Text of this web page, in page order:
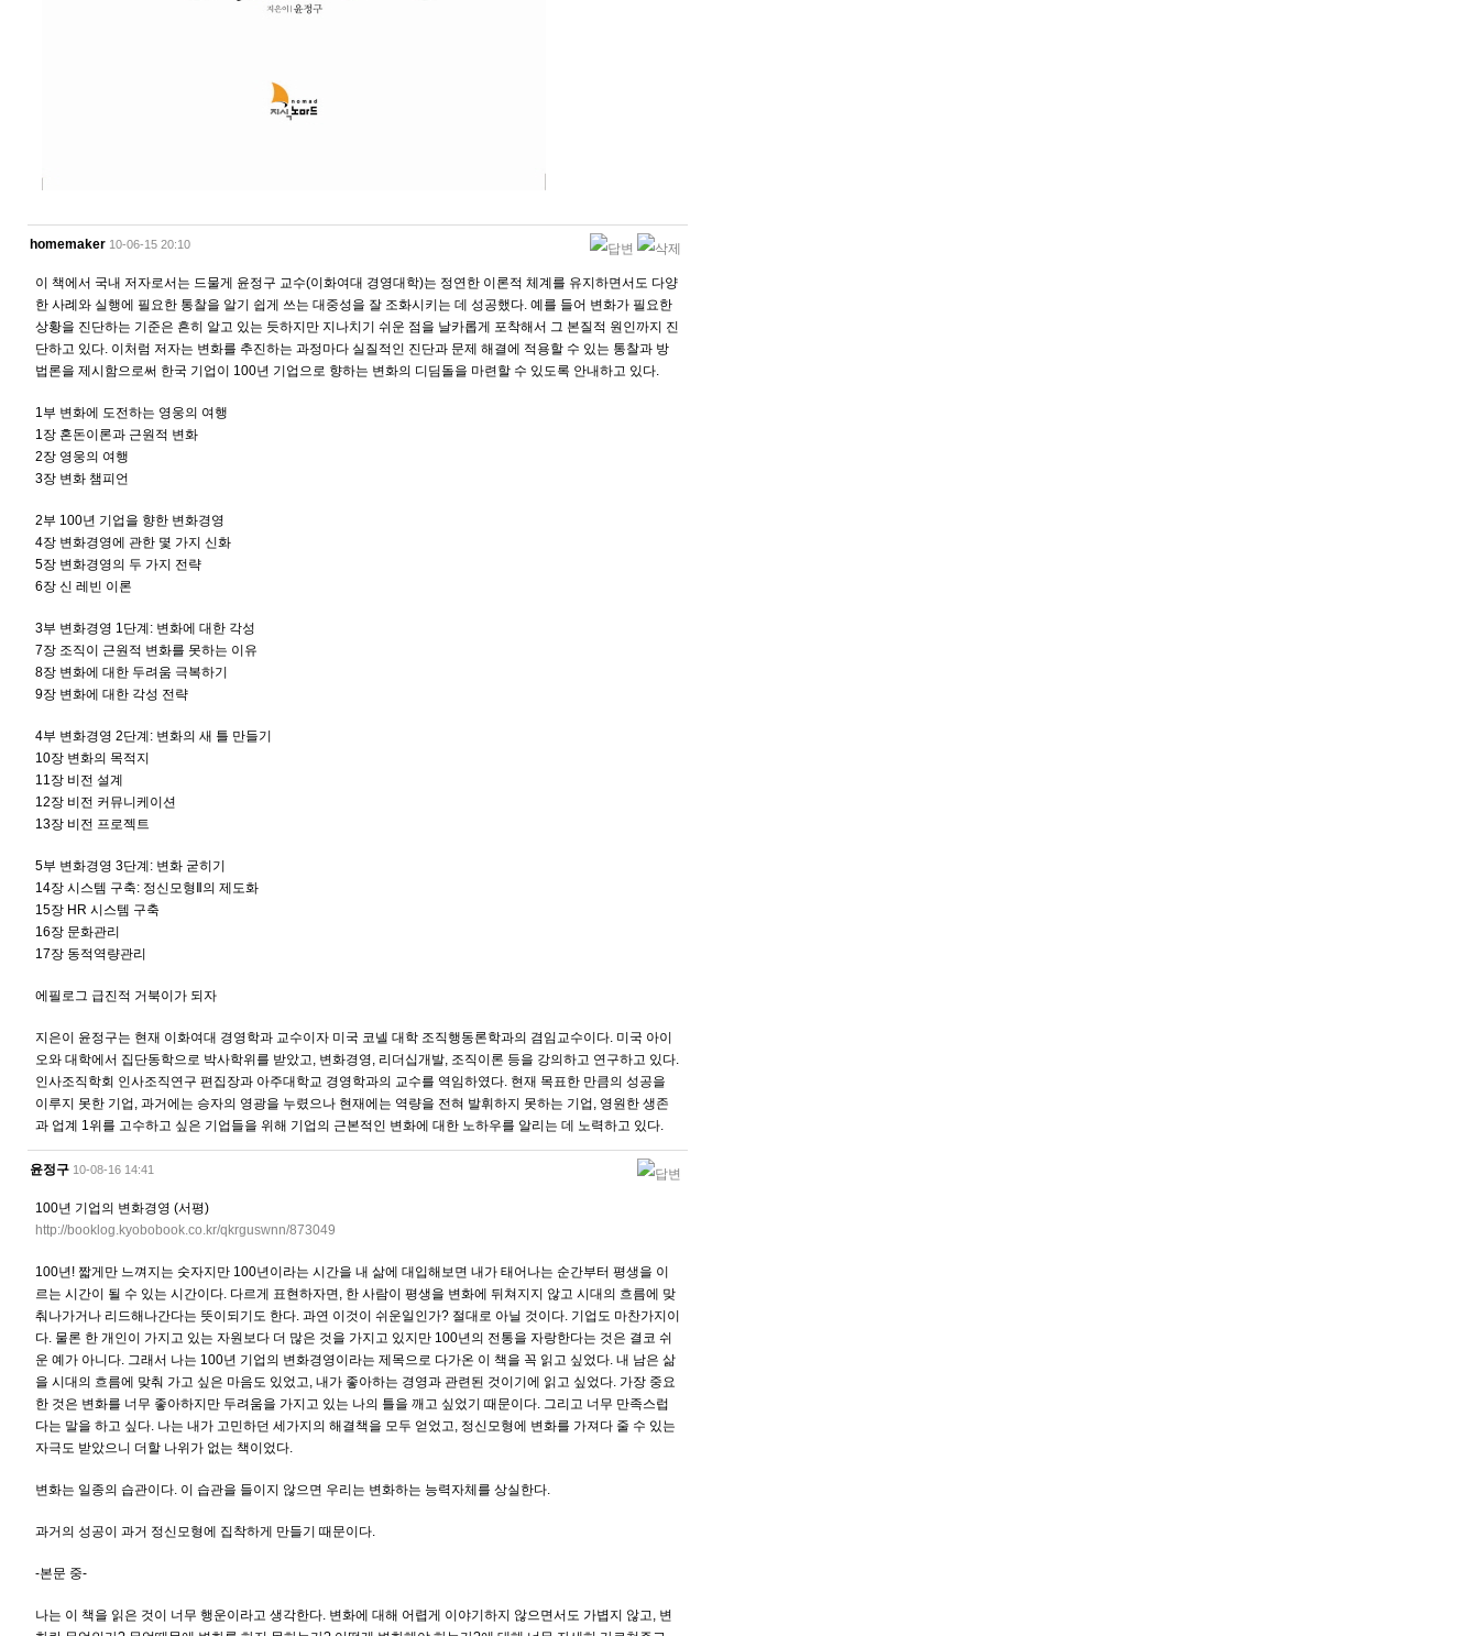
homemaker 10-06-15 20:10
이 책에서 국내 저자로서는 드물게 윤정구 교수(이화여대 경영대학)는 정연한 이론적 체계를 유지하면서도 다양
한 사례와 실행에 필요한 통찰을 알기 쉽게 쓰는 대중성을 잘 조화시키는 데 성공했다. 예를 들어 변화가 필요한
상황을 진단하는 기준은 흔히 알고 있는 듯하지만 지나치기 쉬운 점을 날카롭게 포착해서 그 본질적 원인까지 진
단하고 있다. 이처럼 저자는 변화를 추진하는 과정마다 실질적인 진단과 문제 해결에 적용할 수 있는 통찰과 방
법론을 제시함으로써 한국 기업이 100년 기업으로 향하는 변화의 디딤돌을 마련할 수 있도록 안내하고 있다.
1부 변화에 도전하는 영웅의 여행
1장 혼돈이론과 근원적 변화
2장 영웅의 여행
3장 변화 챔피언
2부 100년 기업을 향한 변화경영
4장 변화경영에 관한 몇 가지 신화
5장 변화경영의 두 가지 전략
6장 신 레빈 이론
3부 변화경영 1단계: 변화에 대한 각성
7장 조직이 근원적 변화를 못하는 이유
8장 변화에 대한 두려움 극복하기
9장 변화에 대한 각성 전략
4부 변화경영 2단계: 변화의 새 틀 만들기
10장 변화의 목적지
11장 비전 설계
12장 비전 커뮤니케이션
13장 비전 프로젝트
5부 변화경영 3단계: 변화 굳히기
14장 시스템 구축: 정신모형Ⅱ의 제도화
15장 HR 시스템 구축
16장 문화관리
17장 동적역량관리
에필로그 급진적 거북이가 되자
지은이 윤정구는 현재 이화여대 경영학과 교수이자 미국 코넬 대학 조직행동론학과의 겸임교수이다. 미국 아이
오와 대학에서 집단동학으로 박사학위를 받았고, 변화경영, 리더십개발, 조직이론 등을 강의하고 연구하고 있다.
인사조직학회 인사조직연구 편집장과 아주대학교 경영학과의 교수를 역임하였다. 현재 목표한 만큼의 성공을
이루지 못한 기업, 과거에는 승자의 영광을 누렸으나 현재에는 역량을 전혀 발휘하지 못하는 기업, 영원한 생존
과 업계 1위를 고수하고 싶은 기업들을 위해 기업의 근본적인 변화에 대한 노하우를 알리는 데 노력하고 있다.
윤정구 10-08-16 14:41
100년 기업의 변화경영 (서평)
http://booklog.kyobobook.co.kr/qkrguswnn/873049
100년! 짧게만 느껴지는 숫자지만 100년이라는 시간을 내 삶에 대입해보면 내가 태어나는 순간부터 평생을 이
르는 시간이 될 수 있는 시간이다. 다르게 표현하자면, 한 사람이 평생을 변화에 뒤쳐지지 않고 시대의 흐름에 맞
춰나가거나 리드해나간다는 뜻이되기도 한다. 과연 이것이 쉬운일인가? 절대로 아닐 것이다. 기업도 마찬가지이
다. 물론 한 개인이 가지고 있는 자원보다 더 많은 것을 가지고 있지만 100년의 전통을 자랑한다는 것은 결코 쉬
운 예가 아니다. 그래서 나는 100년 기업의 변화경영이라는 제목으로 다가온 이 책을 꼭 읽고 싶었다. 내 남은 삶
을 시대의 흐름에 맞춰 가고 싶은 마음도 있었고, 내가 좋아하는 경영과 관련된 것이기에 읽고 싶었다. 가장 중요
한 것은 변화를 너무 좋아하지만 두려움을 가지고 있는 나의 틀을 깨고 싶었기 때문이다. 그리고 너무 만족스럽
다는 말을 하고 싶다. 나는 내가 고민하던 세가지의 해결책을 모두 얻었고, 정신모형에 변화를 가져다 줄 수 있는
자극도 받았으니 더할 나위가 없는 책이었다.
변화는 일종의 습관이다. 이 습관을 들이지 않으면 우리는 변화하는 능력자체를 상실한다.
과거의 성공이 과거 정신모형에 집착하게 만들기 때문이다.
-본문 중-
나는 이 책을 읽은 것이 너무 행운이라고 생각한다. 변화에 대해 어렵게 이야기하지 않으면서도 가볍지 않고, 변